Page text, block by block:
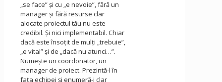
„se face” şi cu „e nevoie”, fără un
manager şi fără resurse clar
alocate proiectul tău nu este
credibil. Şi nici implementabil. Chiar
dacă este însoţit de mulţi „trebuie”,
„e vital” şi de „dacă nu atunci…”.
Numeşte un coordonator, un
manager de proiect. Prezintă-l în
faţa echipei şi enumeră-i clar